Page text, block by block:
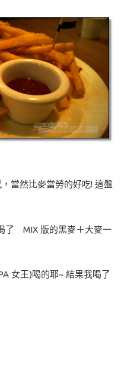
當然比麥當勞的好吃! 這盤
了 MIX 版的黑麥＋大麥一
女王)喝的耶~ 結果我喝了